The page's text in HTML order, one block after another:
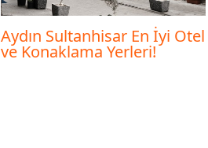
Aydın Sultanhisar En İyi Otel
ve Konaklama Yerleri!